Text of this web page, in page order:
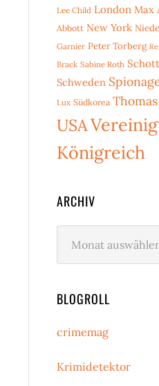
Lee Child London Max
Abbott New York
Garnier Peter Torberg
Brack Sabine Roth
Schweden
Lux Südkorea
USA
Königreich
ARCHIV
BLOGROLL
crimemag
Krimidetektor